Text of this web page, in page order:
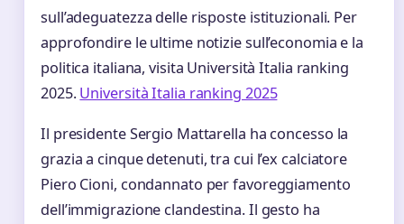
sull’adeguatezza delle risposte istituzionali. Per
approfondire le ultime notizie sull’economia e la
politica italiana, visita Università Italia ranking
2025.Università Italia ranking 2025
Il presidente Sergio Mattarella ha concesso la
grazia a cinque detenuti, tra cui l’ex calciatore
Piero Cioni, condannato per favoreggiamento
dell’immigrazione clandestina. Il gesto ha